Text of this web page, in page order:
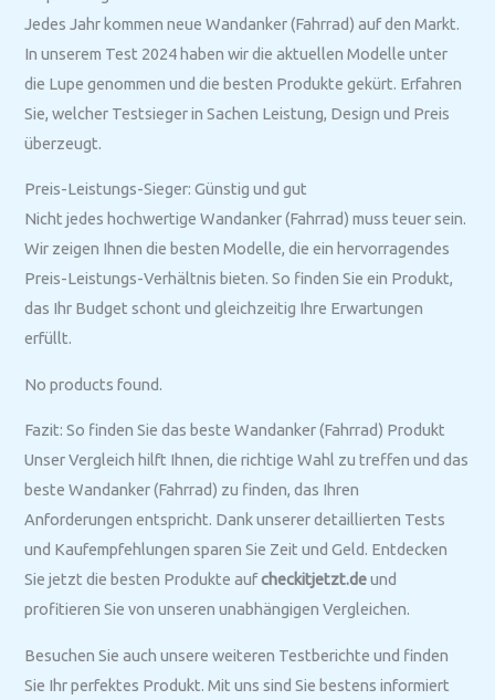
Jedes Jahr kommen neue Wandanker (Fahrrad) auf den Markt.
In unserem Test 2024 haben wir die aktuellen Modelle unter
die Lupe genommen und die besten Produkte gekürt. Erfahren
Sie, welcher Testsieger in Sachen Leistung, Design und Preis
überzeugt.
Preis-Leistungs-Sieger: Günstig und gut
Nicht jedes hochwertige Wandanker (Fahrrad) muss teuer sein.
Wir zeigen Ihnen die besten Modelle, die ein hervorragendes
Preis-Leistungs-Verhältnis bieten. So finden Sie ein Produkt,
das Ihr Budget schont und gleichzeitig Ihre Erwartungen
erfüllt.
No products found.
Fazit: So finden Sie das beste Wandanker (Fahrrad) Produkt
Unser Vergleich hilft Ihnen, die richtige Wahl zu treffen und das
beste Wandanker (Fahrrad) zu finden, das Ihren
Anforderungen entspricht. Dank unserer detaillierten Tests
und Kaufempfehlungen sparen Sie Zeit und Geld. Entdecken
Sie jetzt die besten Produkte aufcheckitjetzt.deund
profitieren Sie von unseren unabhängigen Vergleichen.
Besuchen Sie auch unsere weiteren Testberichte und finden
Sie Ihr perfektes Produkt. Mit uns sind Sie bestens informiert